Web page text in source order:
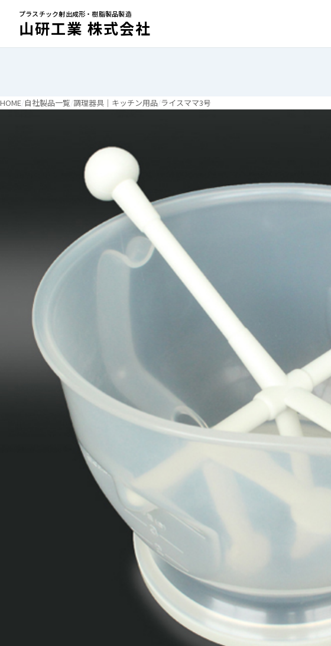
プラスチック射出成形・樹脂製品製造
山研工業 株式会社
HOME 自社製品一覧 調理器具｜キッチン用品 ライスママ3号